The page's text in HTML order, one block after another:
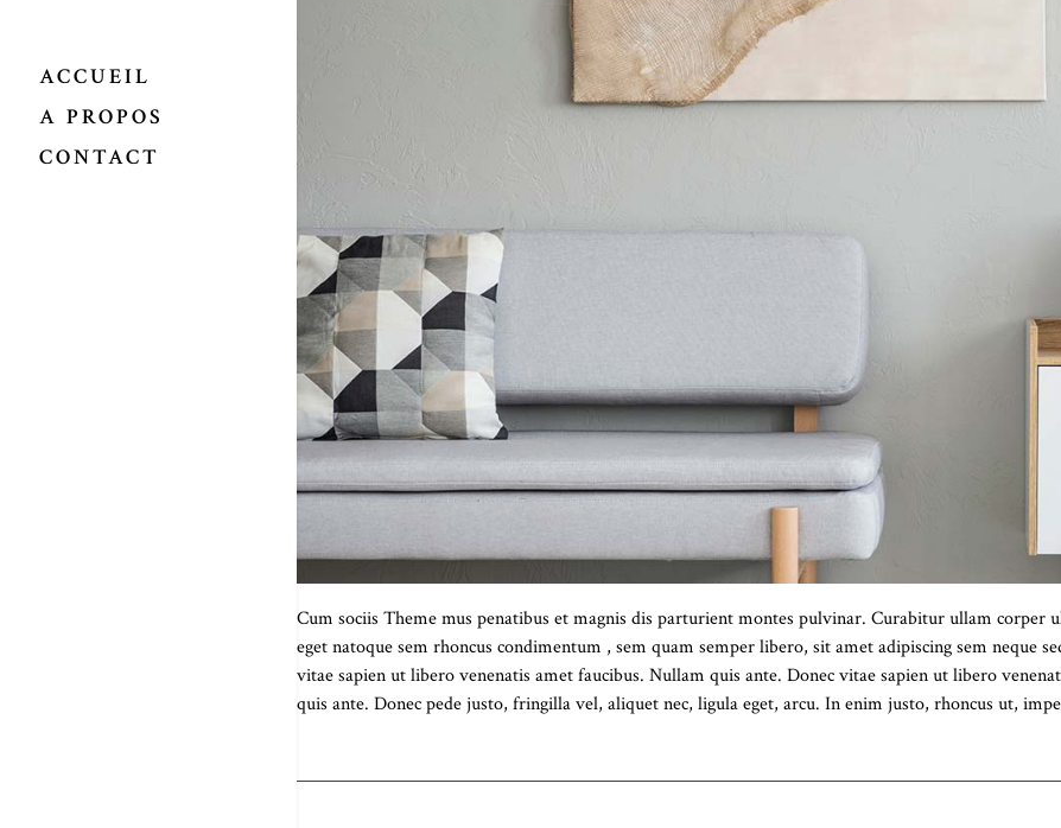
ACCUEIL
A PROPOS
CONTACT
Cum sociis Theme mus penatibus et magnis dis parturient montes pulvinar. Curabitur ullam corper
eget natoque sem rhoncus condimentum , sem quam semper libero, sit amet adipiscing sem
vitae sapien ut libero venenatis amet faucibus. Nullam quis ante. Donec vitae sapien ut libero
quis ante. Donec pede justo, fringilla vel, aliquet nec, ligula eget, arcu. In enim justo, rhoncus ut,